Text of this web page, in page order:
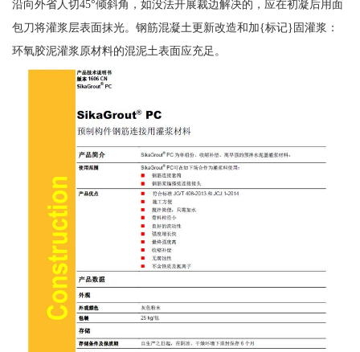
沿向外省人切45°倾斜角，如没法开展裁边解决的，应在初凝后用面
包刀将灌浆层表面抹光。钢筋混凝土更新改造和加{标记}固灌浆：
环氧胶泥灌浆原材料的混泥土表面应充足。